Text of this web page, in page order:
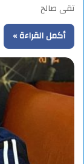
تقى صالح
أكمل القراءة »